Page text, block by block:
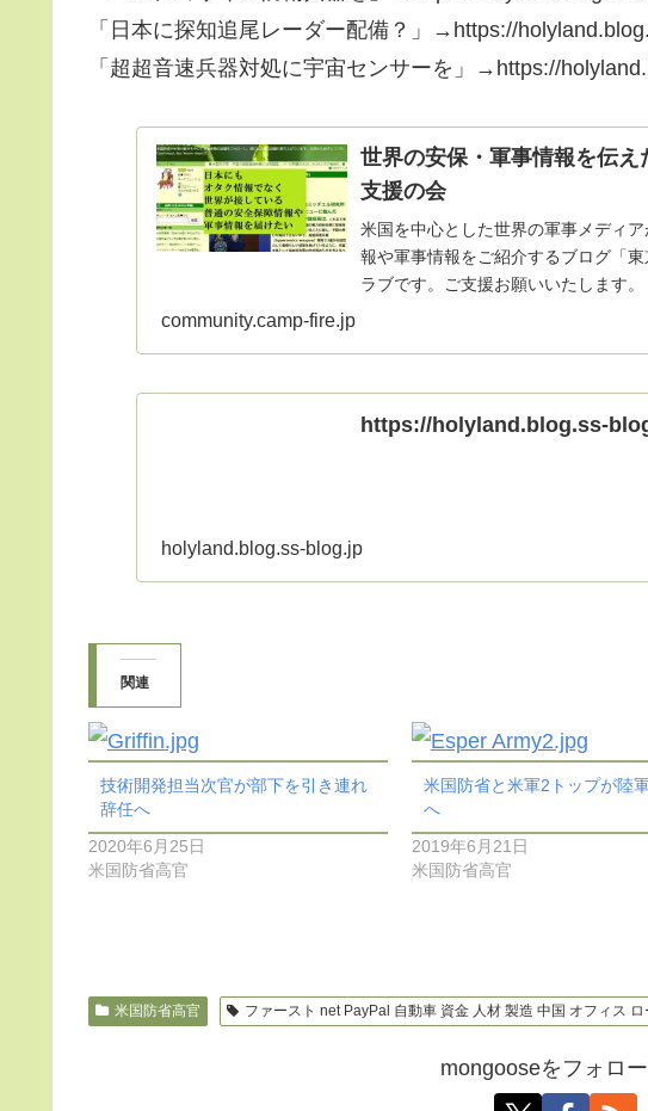
「日本に探知追尾レーダー配備？」→https://
「超超音速兵器対処に宇宙センサーを」→https://
世界の安保・軍事情報を伝
支援の会
米国を中心とした世界の軍事メディ
報や軍事情報をご紹介するブログ「
ラブです。ご支援お願いいたします。
community.camp-fire.jp
https://holyland.blog.ss-
holyland.blog.ss-blog.jp
関連
技術開発担当次官が部下を引き連れ
辞任へ
2020年6月25日
米国防省高官
米国防省と米軍2トップが陸
へ
2019年6月21日
米国防省高官
米国防省高官 ファースト net PayPal 自動車 資金 人材 製造 中国 オフィス ロ
mongooseをフォロ